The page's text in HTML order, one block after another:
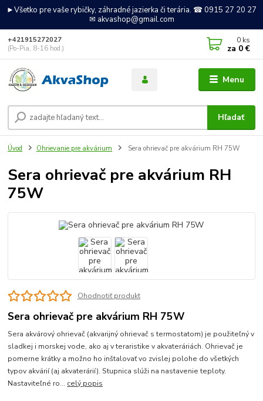
►Všetko pre vaše rybičky, záhradné jazierka či terária. ☎ 0915 27 20 27
✉ akvashop@gmail.com
Menu
Hľadať
+421915272027
(Po-Pia, 8-16 hod.)
0 ks
za 0 €
Úvod Ohrievanie pre akvárium Sera ohrievač pre akvárium RH 75W
Sera ohrievač pre akvárium RH
75W
Ohodnotiť produkt
Sera ohrievač pre akvárium RH 75W
Sera akvárový ohrievač (akvarijný ohrievač s termostatom) je použiteľný v
sladkej i morskej vode, ako aj v teraristike v akvateráriách. Ohrievač je
pomerne krátky a možno ho inštalovať vo zvislej polohe do všetkých
typov akvárií (aj akvaterárií). Stupnica slúži na nastavenie teploty.
Nastaviteľné ro... celý popis